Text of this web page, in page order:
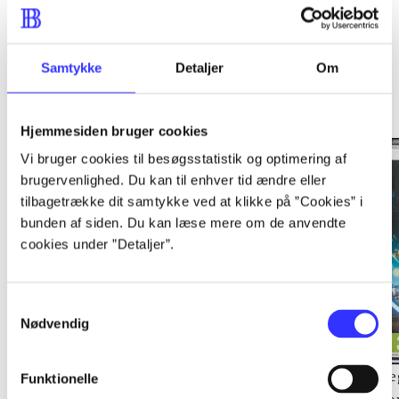
Samtykke Detaljer Om
Hjemmesiden bruger cookies
Vi bruger cookies til besøgsstatistik og optimering af
brugervenlighed. Du kan til enhver tid ændre eller
tilbagetrække dit samtykke ved at klikke på ”Cookies” i
bunden af siden. Du kan læse mere om de anvendte
cookies under ”Detaljer”.
Nødvendig
Funktionelle
Minder om
Lego The lord of the
Transformers - dark of